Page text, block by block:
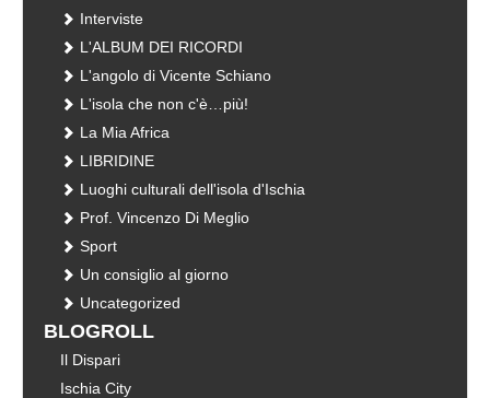
Interviste
L'ALBUM DEI RICORDI
L'angolo di Vicente Schiano
L'isola che non c'è…più!
La Mia Africa
LIBRIDINE
Luoghi culturali dell'isola d'Ischia
Prof. Vincenzo Di Meglio
Sport
Un consiglio al giorno
Uncategorized
BLOGROLL
Il Dispari
Ischia City